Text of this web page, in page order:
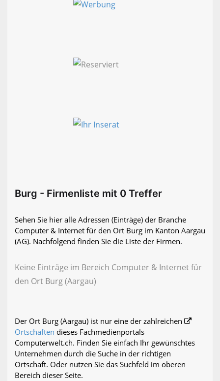
Burg - Firmenliste mit 0 Treffer
Sehen Sie hier alle Adressen (Einträge) der Branche
Computer & Internet für den Ort Burg im Kanton Aargau
(AG). Nachfolgend finden Sie die Liste der Firmen.
Keine Einträge im Bereich Computer & Internet für
den Ort Burg (Aargau)
Der Ort Burg (Aargau) ist nur eine der zahlreichen
Ortschaften dieses Fachmedienportals
Computerwelt.ch. Finden Sie einfach Ihr gewünschtes
Unternehmen durch die Suche in der richtigen
Ortschaft. Oder nutzen Sie das Suchfeld im oberen
Bereich dieser Seite.